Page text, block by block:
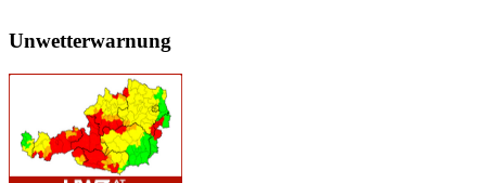
Unwetterwarnung